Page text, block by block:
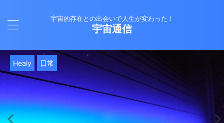
宇宙的存在との出会いで人生が変わった！
宇宙通信
日常 津留晃一
バシャール 津留晃一
Healy 日常
バシャール
日常
日常
Healy 日常 津留晃一
日常
Healy 日常
日常